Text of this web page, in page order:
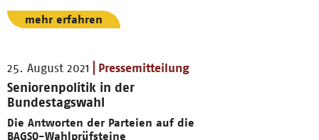
bereit.
mehr erfahren
25. August 2021 Pressemitteilung
Seniorenpolitik in der
Bundestagswahl
Die Antworten der Parteien auf die
BAGSO-Wahlprüfsteine